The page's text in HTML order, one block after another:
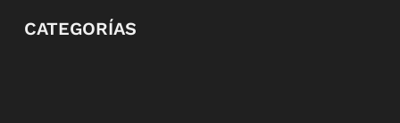
CATEGORÍAS